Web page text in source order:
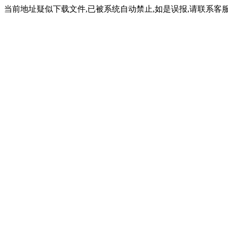
当前地址疑似下载文件,已被系统自动禁止,如是误报,请联系客